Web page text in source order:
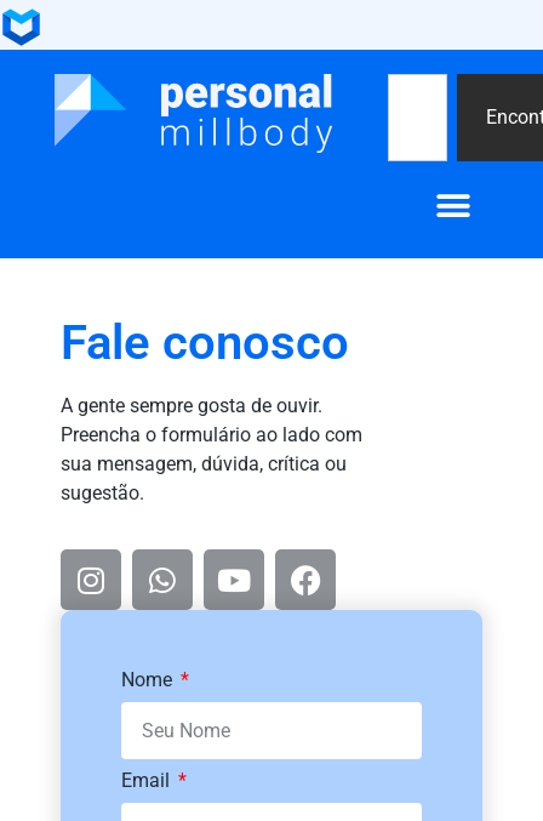
Fale conosco
A gente sempre gosta de ouvir.
Preencha o formulário ao lado com
sua mensagem, dúvida, crítica ou
sugestão.
Nome
Email